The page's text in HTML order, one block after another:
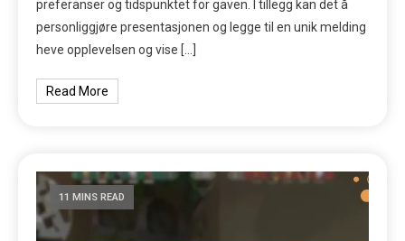
preferanser og tidspunktet for gaven. I tillegg kan det å
personliggjøre presentasjonen og legge til en unik melding
heve opplevelsen og vise […]
Read More
11 MINS READ